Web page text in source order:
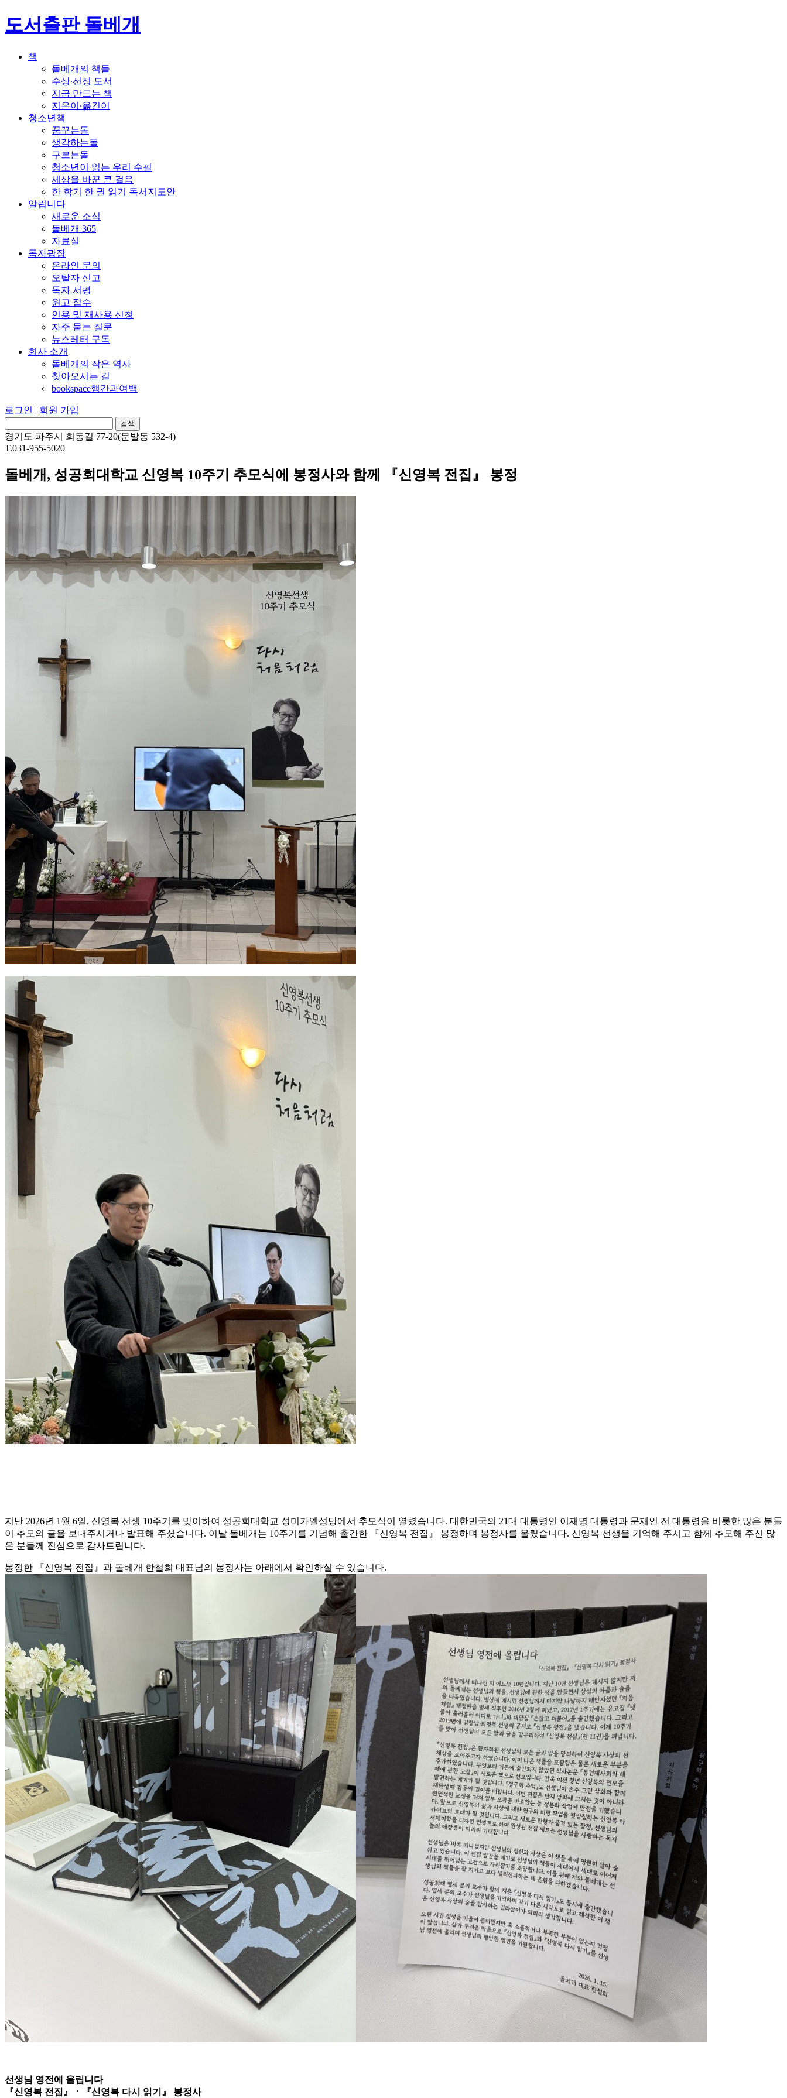
도서출판 돌베개
책
돌베개의 책들
수상∙선정 도서
지금 만드는 책
지은이∙옮긴이
청소년책
꿈꾸는돌
생각하는돌
구르는돌
청소년이 읽는 우리 수필
세상을 바꾼 큰 걸음
한 학기 한 권 읽기 독서지도안
알립니다
새로운 소식
돌베개 365
자료실
독자광장
온라인 문의
오탈자 신고
독자 서평
원고 접수
인용 및 재사용 신청
자주 묻는 질문
뉴스레터 구독
회사 소개
돌베개의 작은 역사
찾아오시는 길
bookspace행간과여백
로그인 | 회원 가입
경기도 파주시 회동길 77-20(문발동 532-4)
T.031-955-5020
돌베개, 성공회대학교 신영복 10주기 추모식에 봉정사와 함께 『신영복 전집』 봉정
지난 2026년 1월 6일, 신영복 선생 10주기를 맞이하여 성공회대학교 성미가엘성당에서 추모식이 열렸습니다. 대한민국의 21대 대통령인 이재명 대통령과 문재인 전 대통령을 비롯한 많은 분들
이 추모의 글을 보내주시거나 발표해 주셨습니다. 이날 돌베개는 10주기를 기념해 출간한 『신영복 전집』 봉정하며 봉정사를 올렸습니다. 신영복 선생을 기억해 주시고 함께 추모해 주신 많
은 분들께 진심으로 감사드립니다.
봉정한 『신영복 전집』과 돌베개 한철희 대표님의 봉정사는 아래에서 확인하실 수 있습니다.
선생님 영전에 올립니다
『신영복 전집』ㆍ『신영복 다시 읽기』 봉정사